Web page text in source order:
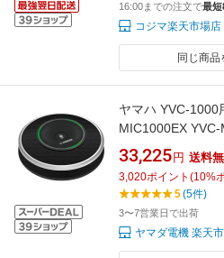
16:00までの注文で最短
コジマ楽天市場店
同じ商品
ヤマハ YVC-1000
MIC1000EX
33,225 円 送料
3,020ポイント (10%
5(5件)
3〜7営業日で出荷
ヤマダ電機 楽天